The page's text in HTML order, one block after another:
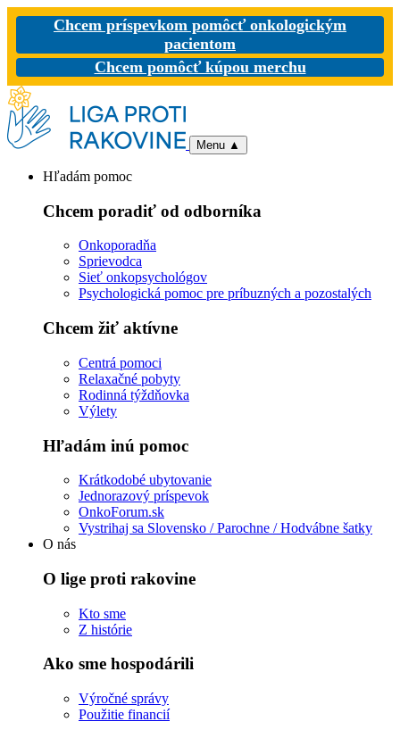
Chcem príspevkom pomôcť onkologickým
pacientom
Chcem pomôcť kúpou merchu
Menu ▲
Hľadám pomoc
Chcem poradiť od odborníka
Onkoporadňa
Sprievodca
Sieť onkopsychológov
Psychologická pomoc pre príbuzných a pozostalých
Chcem žiť aktívne
Centrá pomoci
Relaxačné pobyty
Rodinná týždňovka
Výlety
Hľadám inú pomoc
Krátkodobé ubytovanie
Jednorazový príspevok
OnkoForum.sk
Vystrihaj sa Slovensko / Parochne / Hodvábne šatky
O nás
O lige proti rakovine
Kto sme
Z histórie
Ako sme hospodárili
Výročné správy
Použitie financií